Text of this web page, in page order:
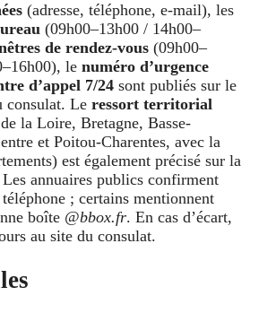
(adresse, téléphone, e-mail), les
(09h00–13h00 / 14h00–
de rendez-vous (09h00–
le numéro d’urgence
d’appel 7/24 sont publiés sur le
consulat. Le ressort territorial
la Loire, Bretagne, Basse-
et Poitou-Charentes, avec la
est également précisé sur la
annuaires publics confirment
téléphone ; certains mentionnent
boîte @bbox.fr. En cas d’écart,
au site du consulat.